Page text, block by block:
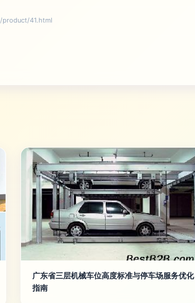
product/41.html
广东省三层机械车位高度标准与停车场服务优化
指南